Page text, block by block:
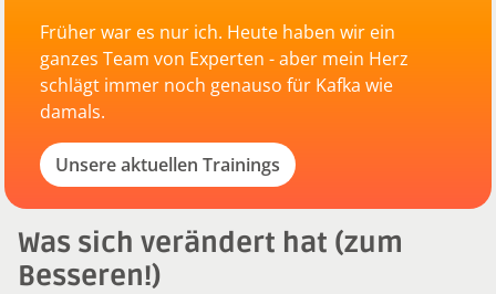
Früher war es nur ich. Heute haben wir ein
ganzes Team von Experten - aber mein Herz
schlägt immer noch genauso für Kafka wie
damals.
Unsere aktuellen Trainings
Was sich verändert hat (zum
Besseren!)